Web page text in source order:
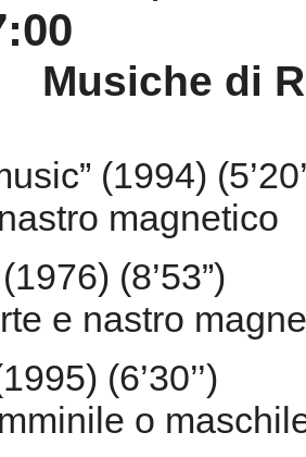
Musiche di
(1994)
magnetico
(8’53”)
e nastro
(6’30’’)
o